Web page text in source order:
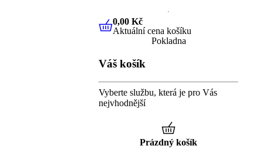
0,00 KčAktuální cena košíku
0,00 Kč
Aktuální cena košíku
Pokladna
Váš košík
Vyberte službu, která je pro Vás
nejvhodnější
Prázdný košík